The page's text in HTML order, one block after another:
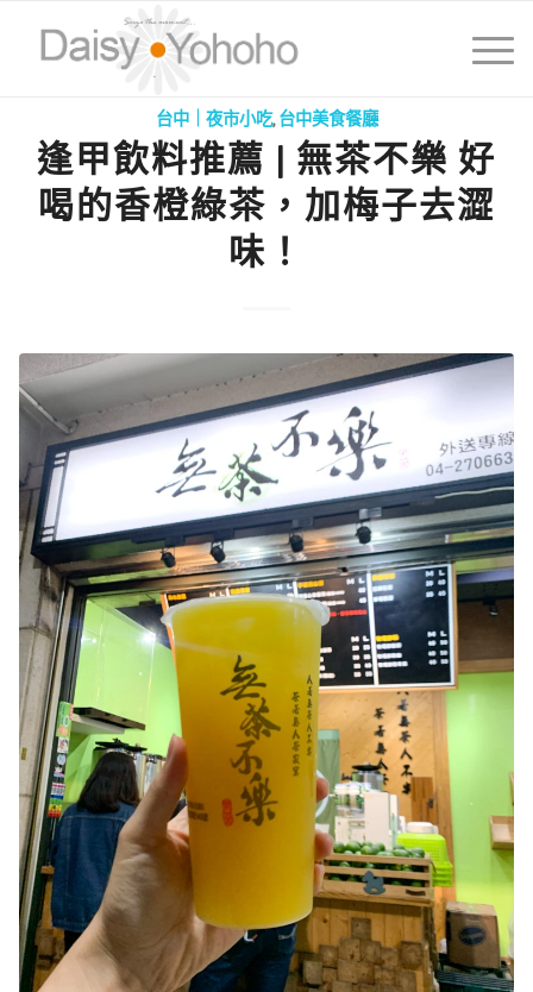
台中｜夜市小吃,台中美食餐廳
逢甲飲料推薦 | 無茶不樂 好
喝的香橙綠茶，加梅子去澀
味！